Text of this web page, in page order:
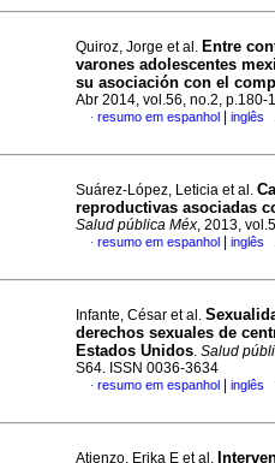
Quiroz, Jorge et al. Entre
varones adolescentes
su asociación con el
Abr 2014, vol.56, no.2, p.180-
· resumo em espanhol inglês
Suárez-López, Leticia et al.
reproductivas asociadas
Salud pública Méx, 2013,
· resumo em espanhol inglês
Infante, César et al.
derechos sexuales de
Estados Unidos. Salud
S64. ISSN 0036-3634
· resumo em espanhol inglês
Atienzo, Erika E et al.